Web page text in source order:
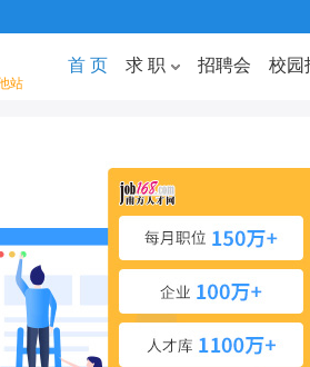
站
首 页 求 职 招聘会 校园